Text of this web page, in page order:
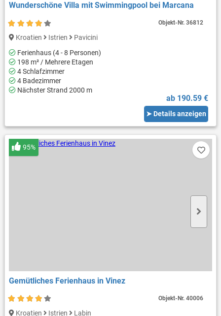
Wunderschöne Villa mit Swimmingpool bei Marcana
Kroatien Istrien
Pavicini
Ferienhaus (4 - 8 Personen)
198 m² / Mehrere Etagen
4 Schlafzimmer
4 Badezimmer
Nächster Strand 2000 m
ab 190.59 €
➤ Details anzeigen
Objekt-Nr.36812
Gemütliches Ferienhaus in Vinez
95%
Kroatien Istrien Labin
Objekt-Nr.40006